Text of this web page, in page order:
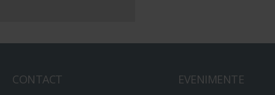
CONTACT EVENIMENTE